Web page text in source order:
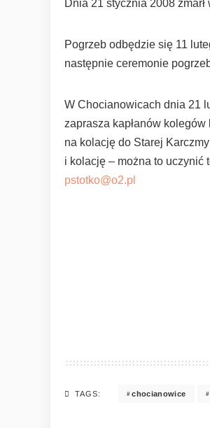
Dnia 21 stycznia 2008
Pogrzeb odbędzie się 11
następnie ceremonie
W Chocianowicach dnia 21
zaprasza kapłanów
na kolację do Starej
i kolację – można to uczynić
pstotko@o2.pl
TAGS: chocianowice